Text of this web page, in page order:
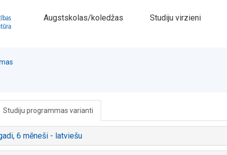
Augstskolas/koledžas Studiju virzieni
Studiju programmas varianti
6 mēneši - latviešu